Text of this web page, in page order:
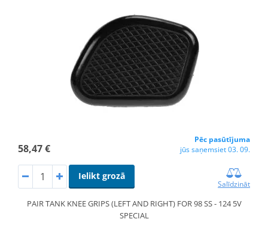
58,47 €
Pēc pasūtījuma
jūs saņemsiet 03. 09.
Ielikt grozā
Salīdzināt
PAIR TANK KNEE GRIPS (LEFT AND RIGHT) FOR 98 SS - 124 5V
SPECIAL